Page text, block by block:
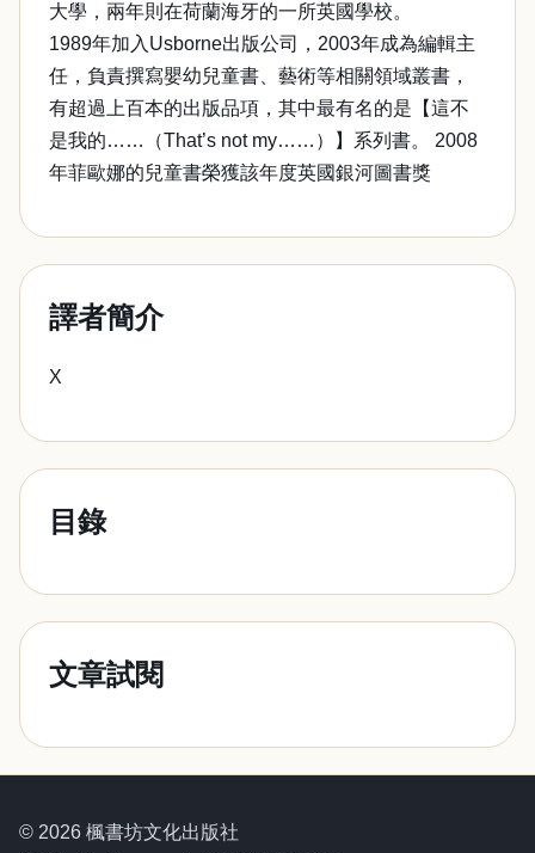
大學，兩年則在荷蘭海牙的一所英國學校。
1989年加入Usborne出版公司，2003年成為編輯主
任，負責撰寫嬰幼兒童書、藝術等相關領域叢書，
有超過上百本的出版品項，其中最有名的是【這不
是我的……（That’s not my……）】系列書。 2008
年菲歐娜的兒童書榮獲該年度英國銀河圖書獎
譯者簡介
X
目錄
文章試閱
© 2026 楓書坊文化出版社